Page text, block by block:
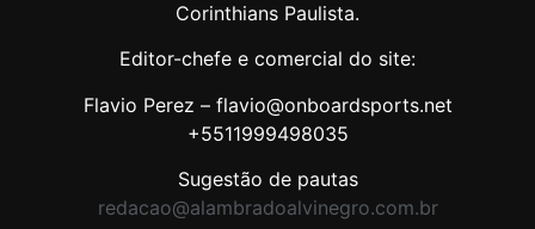
Corinthians Paulista.
Editor-chefe e comercial do site:
Flavio Perez – flavio@onboardsports.net
+5511999498035
Sugestão de pautas
redacao@alambradoalvinegro.com.br